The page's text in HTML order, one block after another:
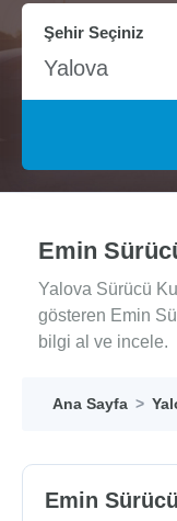
Şehir Seçiniz
Yalova
Emin
Yalova Sürücü
gösteren Emin
bilgi al ve incele.
Ana Sayfa
Emin